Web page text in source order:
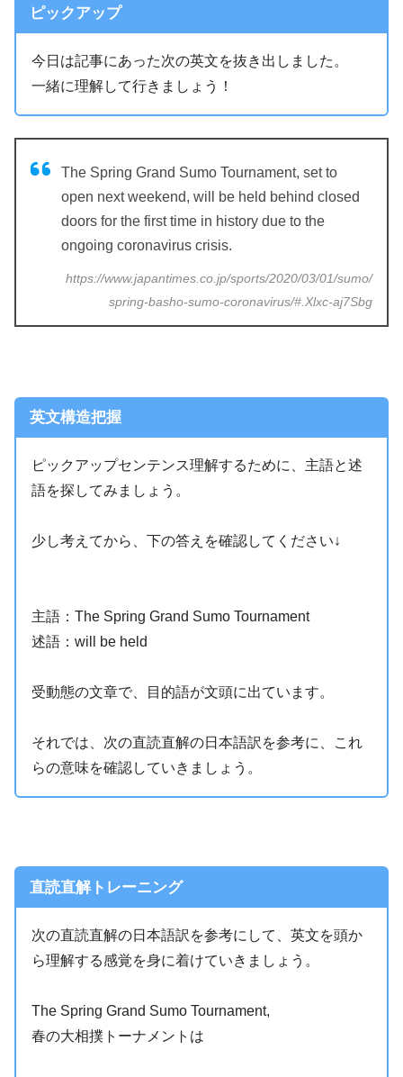
ピックアップ
今日は記事にあった次の英文を抜き出しました。
一緒に理解して行きましょう！
The Spring Grand Sumo Tournament, set to
open next weekend, will be held behind closed
doors for the first time in history due to the
ongoing coronavirus crisis.
https://www.japantimes.co.jp/sports/2020/03/01/sumo/
spring-basho-sumo-coronavirus/#.Xlxc-aj7Sbg
英文構造把握
ピックアップセンテンス理解するために、主語と述
語を探してみましょう。
少し考えてから、下の答えを確認してください↓
主語：The Spring Grand Sumo Tournament
述語：will be held
受動態の文章で、目的語が文頭に出ています。
それでは、次の直読直解の日本語訳を参考に、これ
らの意味を確認していきましょう。
直読直解トレーニング
次の直読直解の日本語訳を参考にして、英文を頭か
ら理解する感覚を身に着けていきましょう。
The Spring Grand Sumo Tournament,
春の大相撲トーナメントは